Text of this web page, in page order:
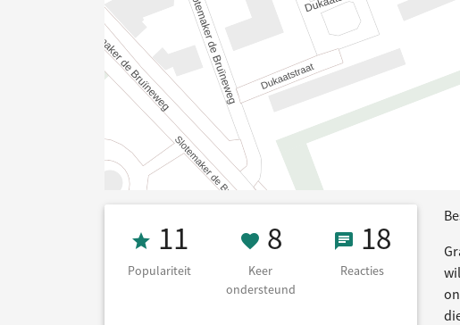
Populariteit 11
11
Populariteit
8 Keer
8
Keer
ondersteund
18 Reacties
18
Reacties